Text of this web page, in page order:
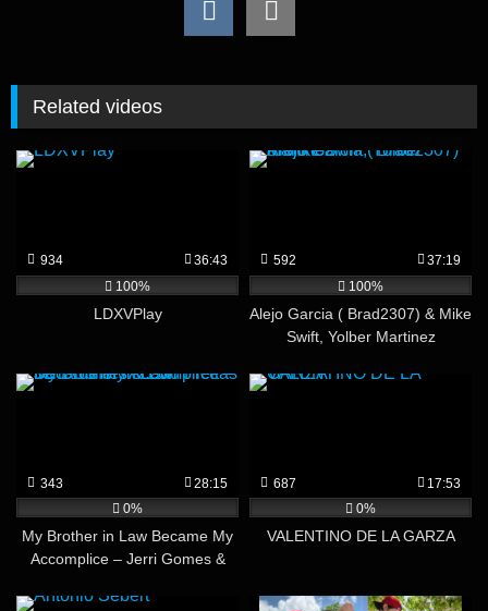
Related videos
934
36:43
100%
LDXVPlay
592
37:19
100%
Alejo Garcia ( Brad2307) & Mike
Swift, Yolber Martinez
343
28:15
0%
My Brother in Law Became My
Accomplice – Jerri Gomes &
687
17:53
0%
VALENTINO DE LA GARZA